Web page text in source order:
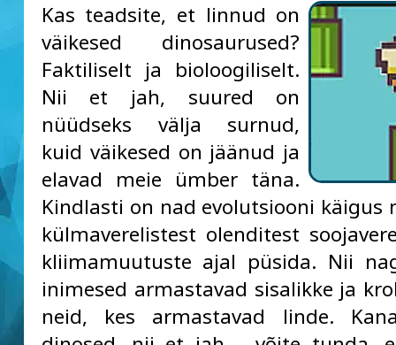
Kas teadsite, et linnud on
väikesed dinosaurused?
Faktiliselt ja bioloogiliselt.
Nii et jah, suured on
nüüdseks välja surnud,
kuid väikesed on jäänud ja
elavad meie ümber täna.
Kindlasti on nad evolutsiooni käigus
külmaverelistest olenditest
kliimamuutuste ajal püsida. Nii
inimesed armastavad sisalikke ja
neid, kes armastavad linde.